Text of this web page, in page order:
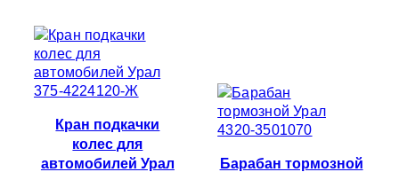
Кран подкачки
колес для
автомобилей Урал
Барабан тормозной